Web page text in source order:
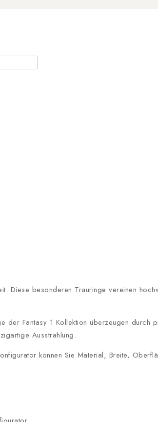
Diese besonderen Trauringe vereinen
Fantasy 1 Kollektion überzeugen durch
Ausstrahlung.
können Sie Material, Breite,